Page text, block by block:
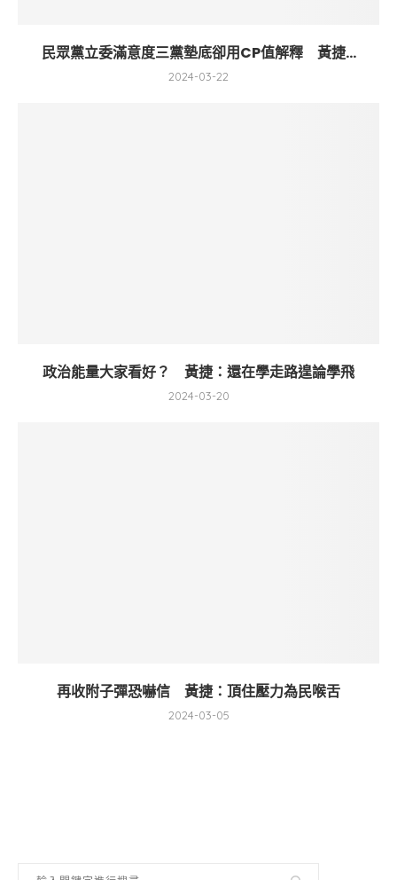
民眾黨立委滿意度三黨墊底卻用CP值解釋 黃捷...
2024-03-22
政治能量大家看好？ 黃捷：還在學走路遑論學飛
2024-03-20
再收附子彈恐嚇信 黃捷：頂住壓力為民喉舌
2024-03-05